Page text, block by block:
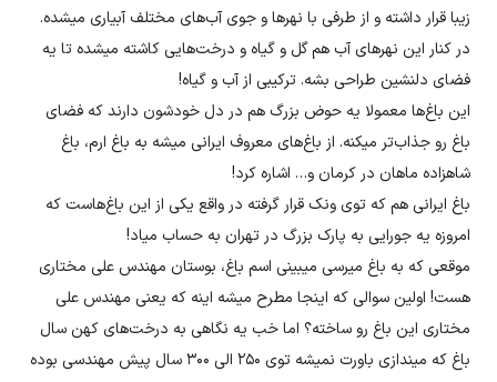
زیبا قرار داشته و از طرفی با نهر‌ها و جوی آب‌های مختلف آبیاری میشده.
در کنار این نهر‌های آب هم گل و گیاه و درخت‌هایی کاشته میشده تا یه
فضای دلنشین طراحی بشه. ترکیبی از آب و گیاه!
این باغ‌ها معمولا یه حوض بزرگ هم در دل خودشون دارند که فضای
باغ رو جذاب‌تر میکنه. از باغ‌های معروف ایرانی میشه به باغ ارم، باغ
شاهزاده ماهان در کرمان و… اشاره کرد!
باغ ایرانی هم که توی ونک قرار گرفته در واقع یکی از این باغ‌هاست که
امروزه یه جورایی به پارک بزرگ در تهران به حساب میاد!
موقعی که به باغ میرسی میبینی اسم باغ، بوستان مهندس علی مختاری
هست! اولین سوالی که اینجا مطرح میشه اینه که یعنی مهندس علی
مختاری این باغ رو ساخته؟ اما خب یه نگاهی به درخت‌های کهن سال
باغ که میندازی باورت نمیشه توی ۲۵۰ الی ۳۰۰ سال پیش مهندسی بوده